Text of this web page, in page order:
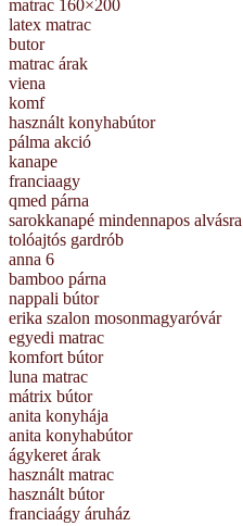
matrac 160×200
latex matrac
butor
matrac árak
viena
komf
használt konyhabútor
pálma akció
kanape
franciaagy
qmed párna
sarokkanapé mindennapos alvásra
tolóajtós gardrób
anna 6
bamboo párna
nappali bútor
erika szalon mosonmagyaróvár
egyedi matrac
komfort bútor
luna matrac
mátrix bútor
anita konyhája
anita konyhabútor
ágykeret árak
használt matrac
használt bútor
franciaágy áruház